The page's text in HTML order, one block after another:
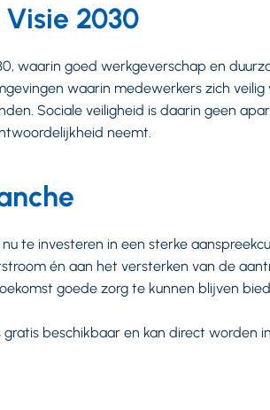
2030
waarin goed werkgeverschap en
waarin medewerkers zich veilig
Sociale veiligheid is daarin geen
neemt.
te investeren in een sterke
én aan het versterken van de
goede zorg te kunnen blijven
gratis beschikbaar en kan direct worden